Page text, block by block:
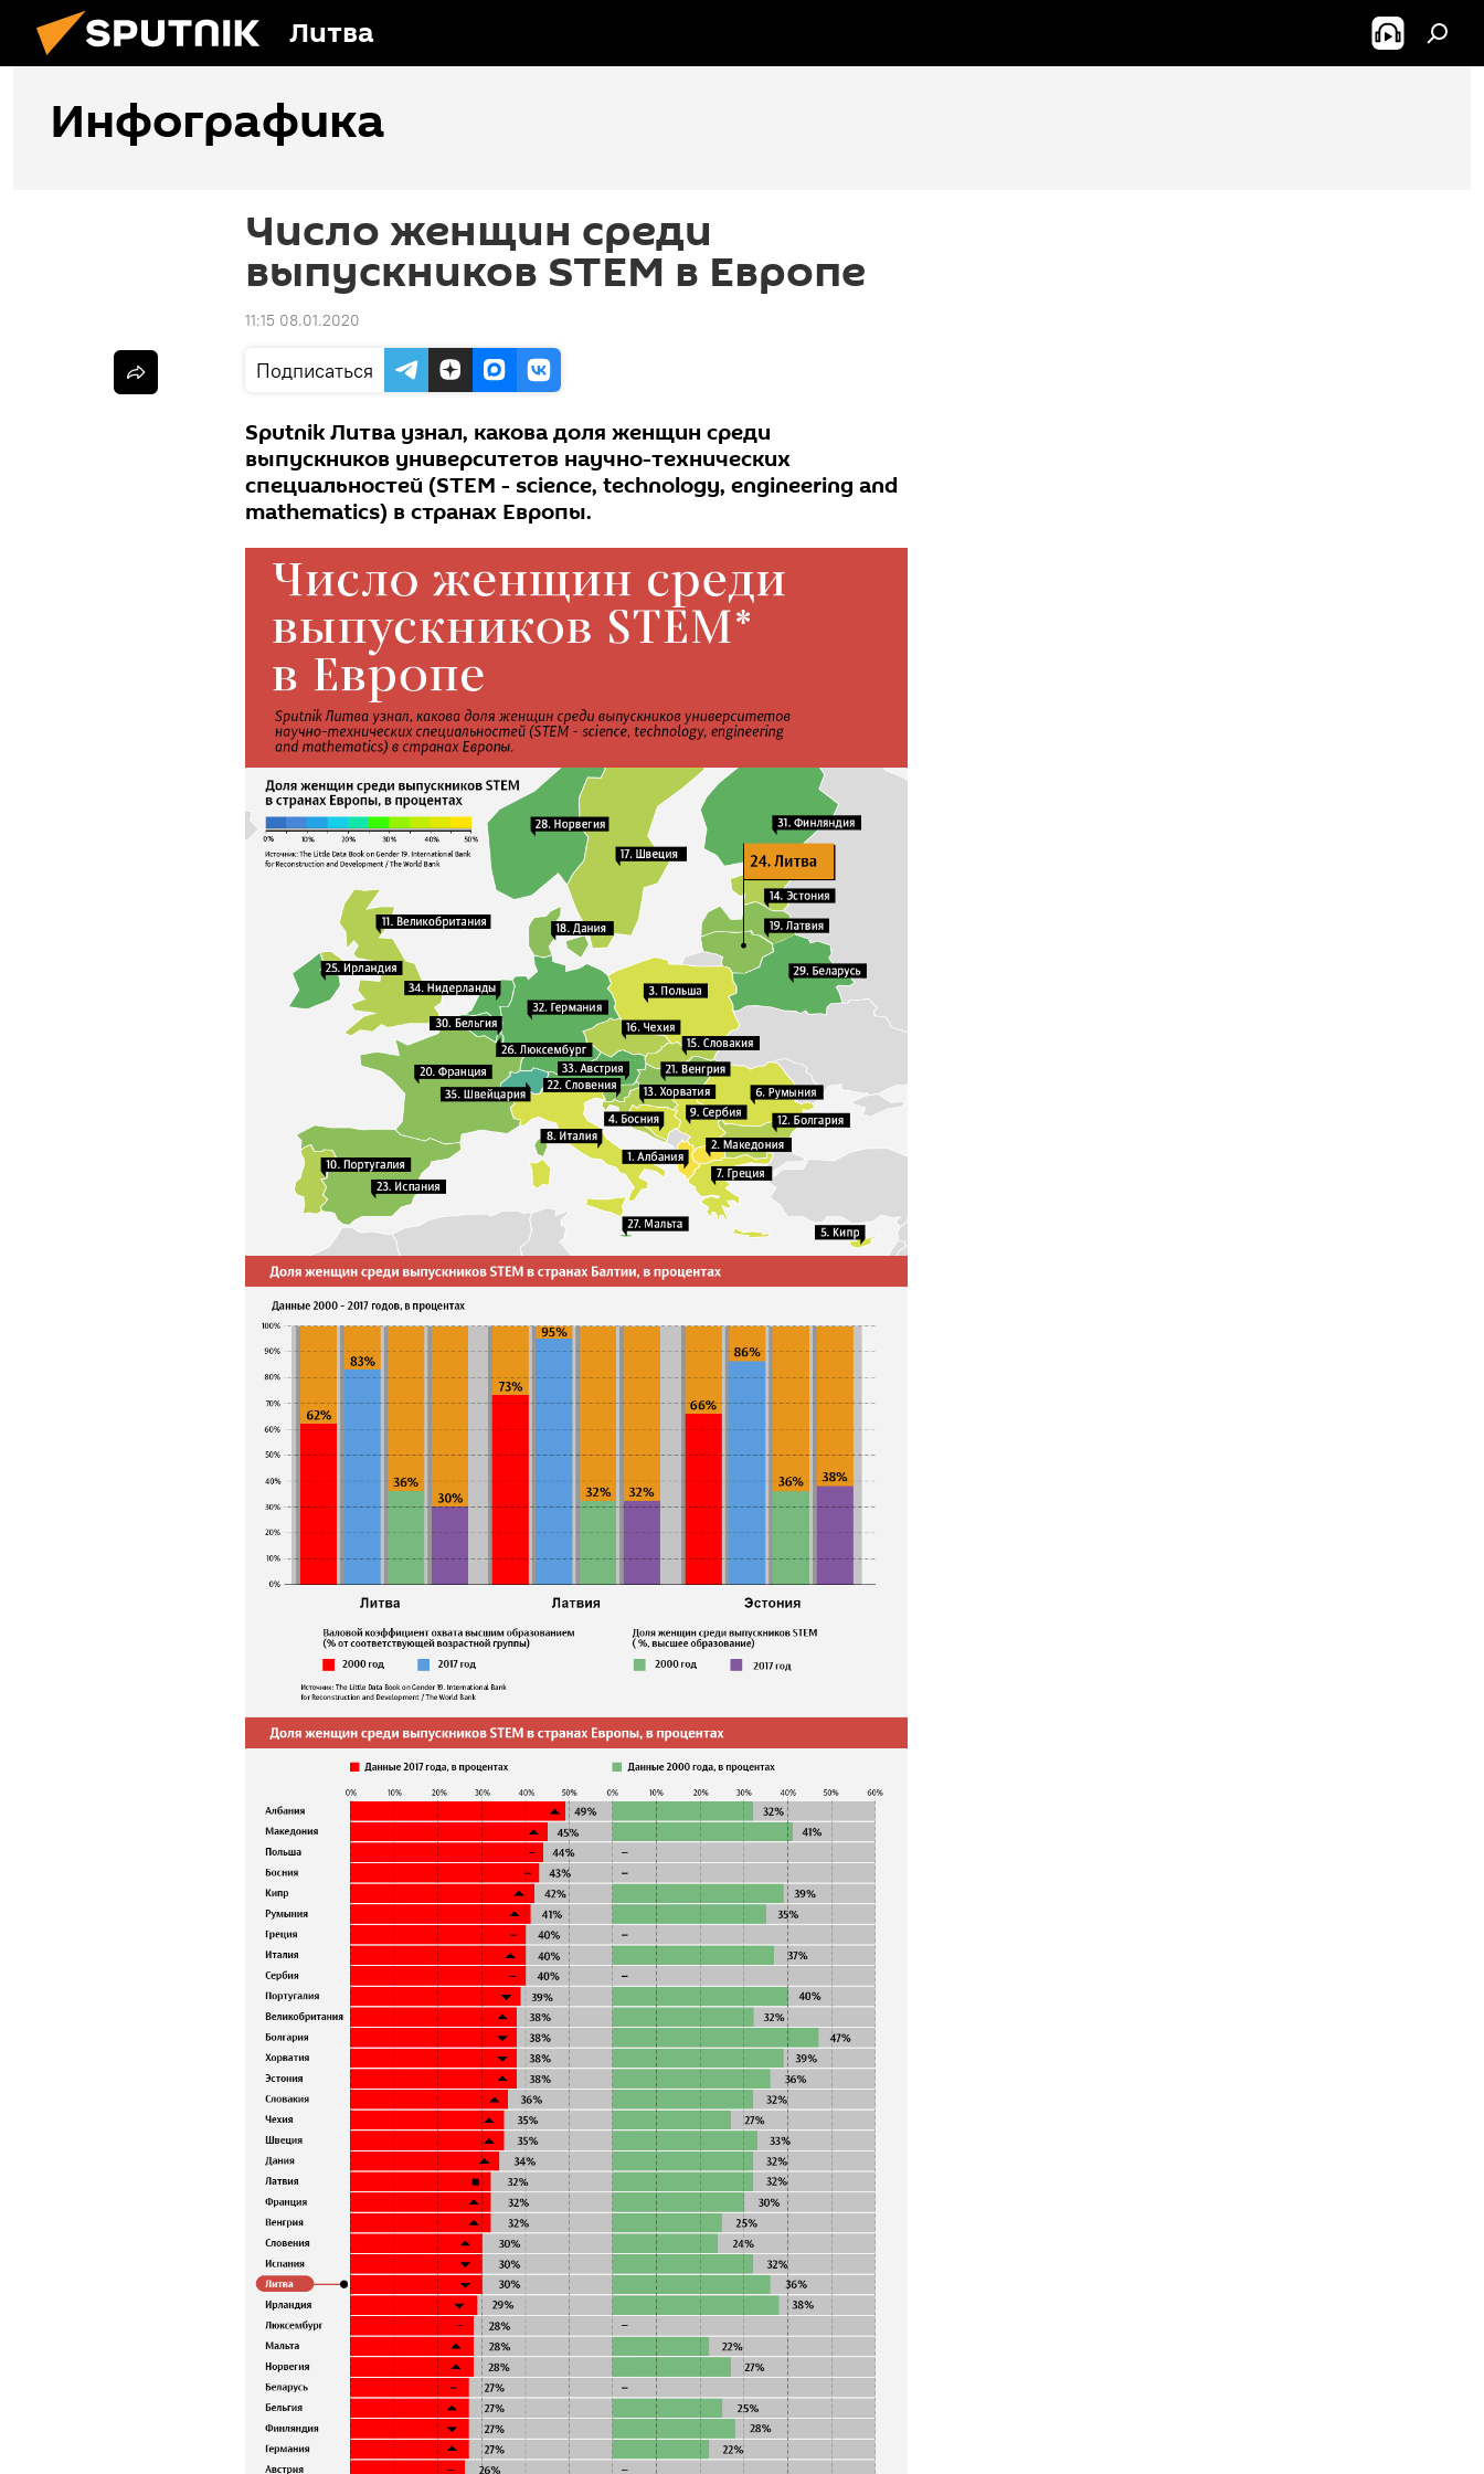
Литва
Инфографика
Число женщин среди
выпускников STEM в Европе
11:15 08.01.2020
Подписаться
Sputnik Литва узнал, какова доля женщин среди
выпускников университетов научно-технических
специальностей (STEM - science, technology, engineering and
mathematics) в странах Европы.